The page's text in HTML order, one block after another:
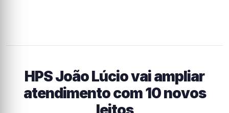
HPS João Lúcio vai ampliar
atendimento com 10 novos